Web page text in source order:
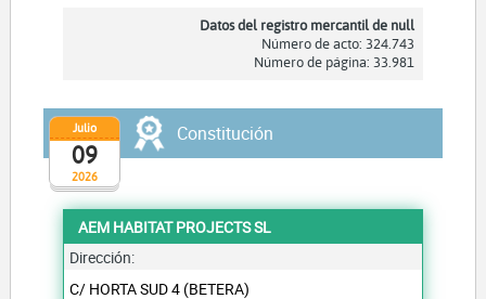
Datos del registro mercantil de null
Número de acto: 324.743
Número de página: 33.981
2026
Julio
09
Constitución
AEM HABITAT PROJECTS SL
Dirección:
C/ HORTA SUD 4 (BETERA)